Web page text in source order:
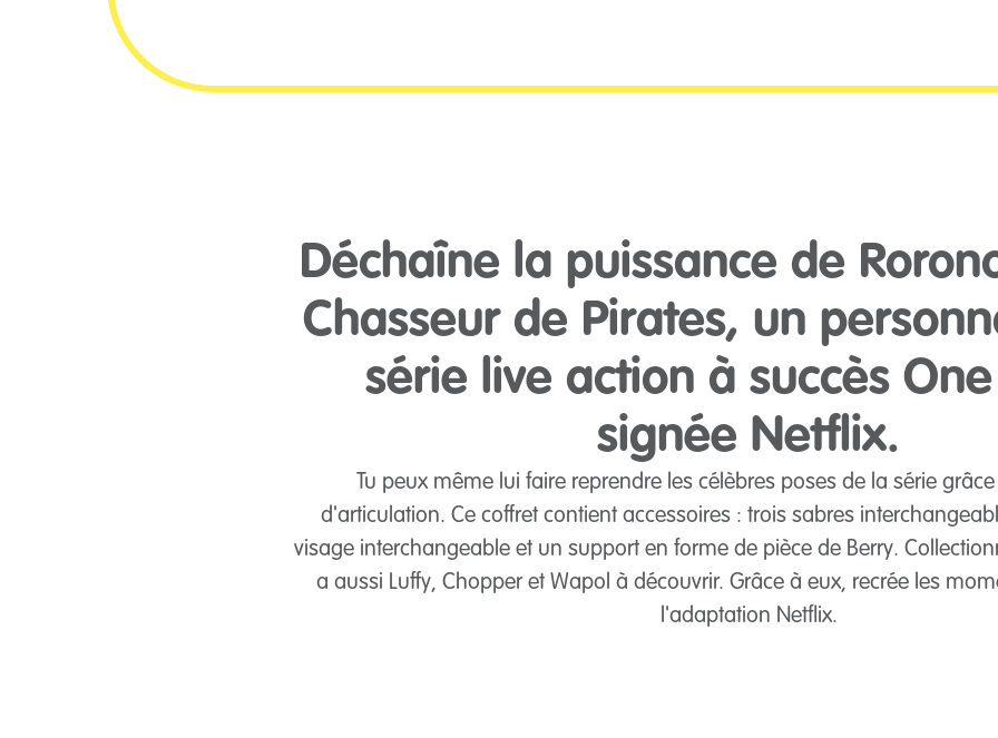
Déchaîne la puissance de
Chasseur de Pirates, un
série live action à succès
signée Netflix.
Tu peux même lui faire reprendre les célèbres poses de la série
d'articulation. Ce coffret contient accessoires : trois sabres
visage interchangeable et un support en forme de pièce de Berry.
a aussi Luffy, Chopper et Wapol à découvrir. Grâce à eux, recrée les
l'adaptation Netflix.